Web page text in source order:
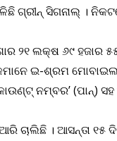
ଗ୍ରୀନ୍ ସିଗନାଲ୍ ।
୨୧ ଲକ୍ଷ ୬୯
ଇ-ଶ୍ରମ
ନମ୍ବର’ (ପାନ୍‌) ସହ
ଚାଲିଛି । ଆସନ୍ତା ୧୫